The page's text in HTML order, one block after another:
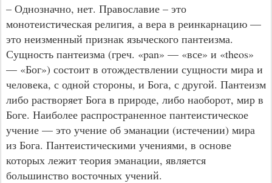
– Однозначно, нет. Православие – это
монотеистическая религия, а вера в реинкарнацию —
это неизменный признак языческого пантеизма.
Сущность пантеизма (греч. «pan» — «все» и «theos»
— «Бог») состоит в отождествлении сущности мира и
человека, с одной стороны, и Бога, с другой. Пантеизм
либо растворяет Бога в природе, либо наоборот, мир в
Боге. Наиболее распространенное пантеистическое
учение — это учение об эманации (истечении) мира
из Бога. Пантеистическими учениями, в основе
которых лежит теория эманации, является
большинство восточных учений.